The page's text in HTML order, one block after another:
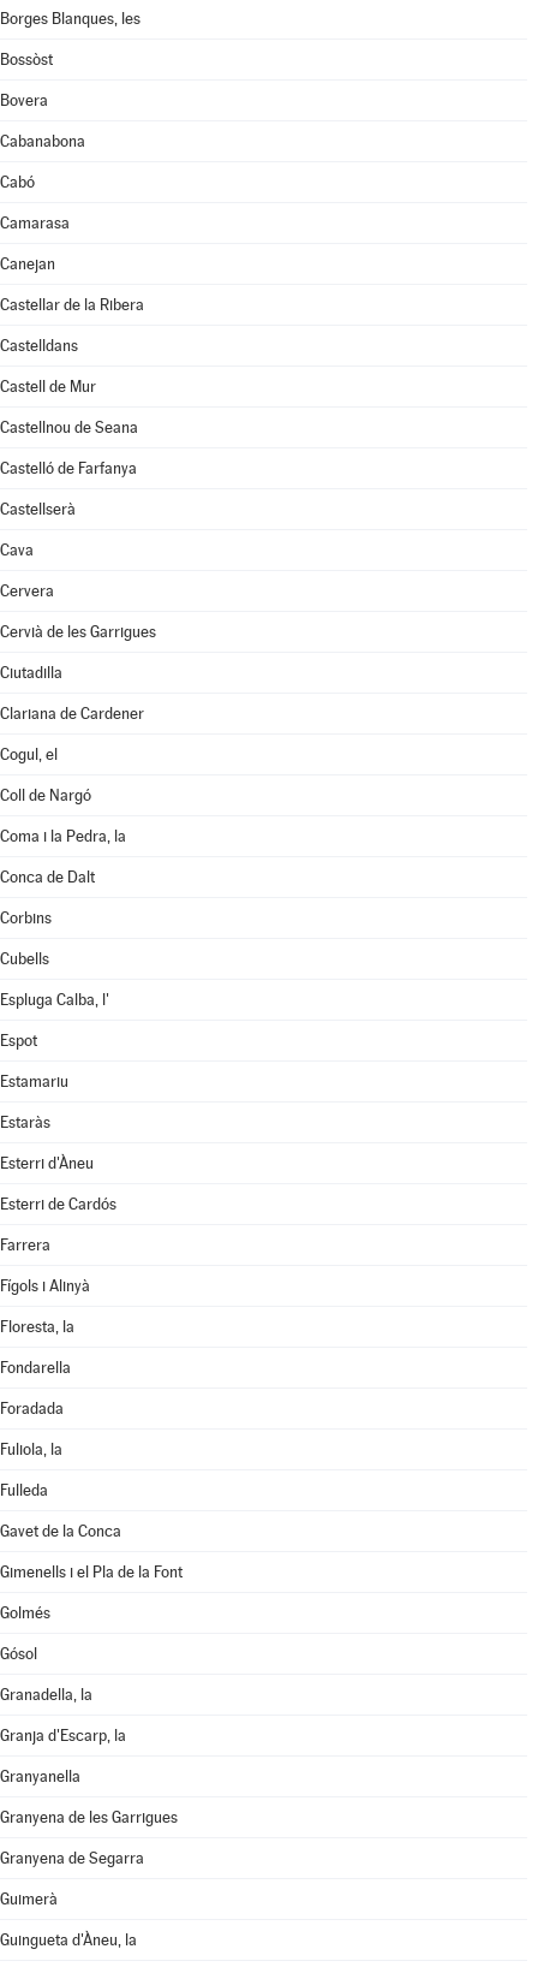
Borges Blanques, les
Bossòst
Bovera
Cabanabona
Cabó
Camarasa
Canejan
Castellar de la Ribera
Castelldans
Castell de Mur
Castellnou de Seana
Castelló de Farfanya
Castellserà
Cava
Cervera
Cervià de les Garrigues
Ciutadilla
Clariana de Cardener
Cogul, el
Coll de Nargó
Coma i la Pedra, la
Conca de Dalt
Corbins
Cubells
Espluga Calba, l'
Espot
Estamariu
Estaràs
Esterri d'Àneu
Esterri de Cardós
Farrera
Fígols i Alinyà
Floresta, la
Fondarella
Foradada
Fuliola, la
Fulleda
Gavet de la Conca
Gimenells i el Pla de la Font
Golmés
Gósol
Granadella, la
Granja d'Escarp, la
Granyanella
Granyena de les Garrigues
Granyena de Segarra
Guimerà
Guingueta d'Àneu, la